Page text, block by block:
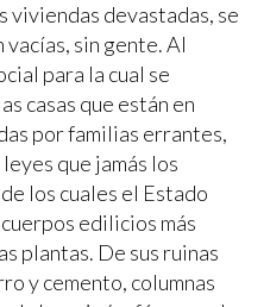
devastadas, se
sin gente. Al
para la cual se
casas que están en
por familias errantes,
que jamás los
los cuales el Estado
edilicios más
plantas. De sus ruinas
y cemento, columnas